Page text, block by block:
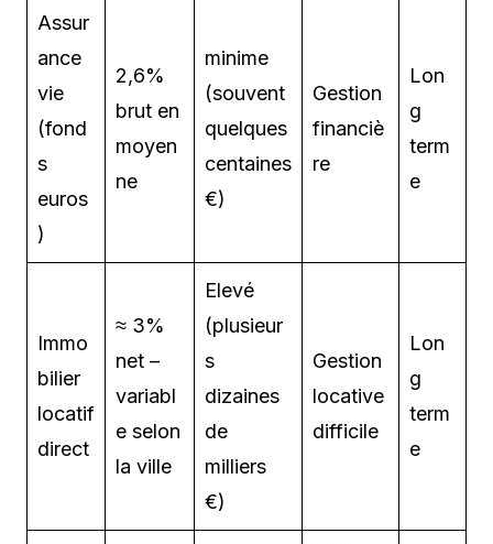
Assur
ance
vie
(fond
s
euros
)
2,6%
brut en
moyen
ne
minime
(souvent
quelques
centaines
€)
Gestion
financiè
re
Lon
g
term
e
Immo
bilier
locatif
direct
≈ 3%
net –
variabl
e selon
la ville
Elevé
(plusieur
s
dizaines
de
milliers
€)
Gestion
locative
difficile
Lon
g
term
e